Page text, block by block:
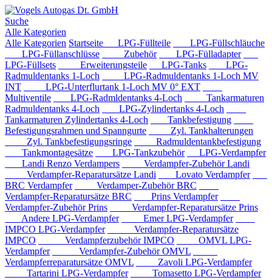
Suche
Alle Kategorien
Alle Kategorien Startseite LPG-Füllteile
LPG-Füllschläuche
LPG-Füllanschlüsse
Zubehör
LPG-Fülladapter
LPG-Füllsets
Erweiterungsteile LPG-Tanks
LPG-
Radmuldentanks 1-Loch
LPG-Radmuldentanks 1-Loch MV
INT
LPG-Unterflurtank 1-Loch MV 0° EXT
Multiventile
LPG-Radmldentanks 4-Loch
Tankarmaturen
Radmuldentanks 4-Loch
LPG-Zylindertanks 4-Loch
Tankarmaturen Zylindertanks 4-Loch
Tankbefestigung
Befestigungsrahmen und Spanngurte
Zyl. Tankhalterungen
Zyl. Tankbefestigungsringe
Radmuldentankbefestigung
Tankmontagesätze
LPG-Tankzubehör
LPG-Verdampfer
Landi Renzo Verdampers
Verdampfer-Zubehör Landi
Verdampfer-Reparatursätze Landi
Lovato Verdampfer
BRC Verdampfer
Verdamper-Zubehör BRC
Verdampfer-Reparatursätze BRC
Prins Verdampfer
Verdampfer-Zubehör Prins
Verdampfer-Reparatursätze Prins
Andere LPG-Verdampfer
Emer LPG-Verdampfer
IMPCO LPG-Verdampfer
Verdampfer-Reparatursätze
IMPCO
Verdampferzubehör IMPCO
OMVL LPG-
Verdampfer
Verdampfer-Zubehör OMVL
Verdampferreparatursätze OMVL
Zavoli LPG-Verdampfer
Tartarini LPG-Verdampfer
Tomasetto LPG-Verdampfer